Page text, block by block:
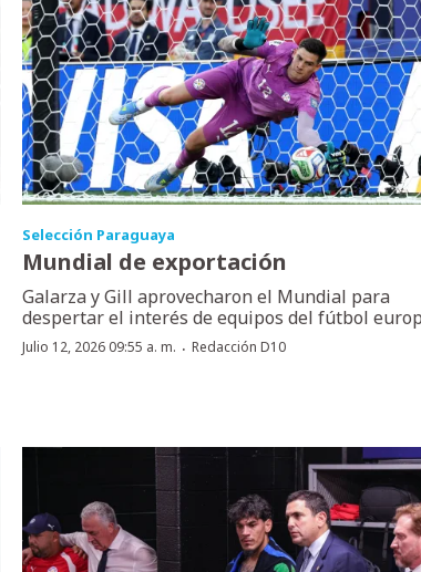
Selección Paraguaya
Mundial de exportación
Galarza y Gill aprovecharon el Mundial para
despertar el interés de equipos del fútbol
Julio 12, 2026 09:55 a. m. ·Redacción D10